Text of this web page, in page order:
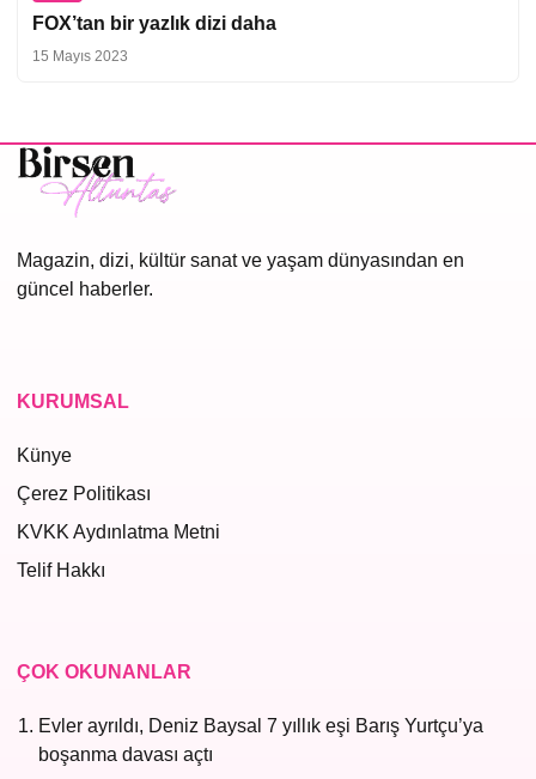
FOX’tan bir yazlık dizi daha
15 Mayıs 2023
Magazin, dizi, kültür sanat ve yaşam dünyasından en
güncel haberler.
KURUMSAL
Künye
Çerez Politikası
KVKK Aydınlatma Metni
Telif Hakkı
ÇOK OKUNANLAR
Evler ayrıldı, Deniz Baysal 7 yıllık eşi Barış Yurtçu’ya
boşanma davası açtı